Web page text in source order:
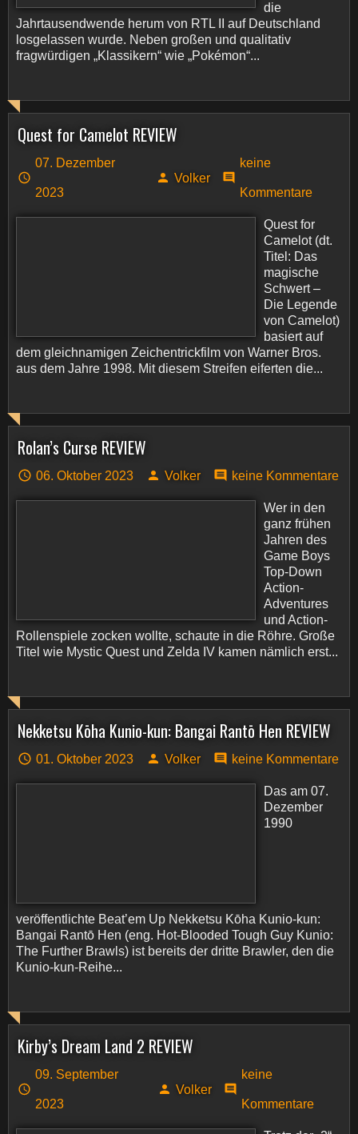
die
Jahrtausendwende herum von RTL II auf Deutschland
losgelassen wurde. Neben großen und qualitativ
fragwürdigen „Klassikern“ wie „Pokémon“...
Quest for Camelot REVIEW
07. Dezember
2023
Volker
keine
Kommentare
Quest for
Camelot (dt.
Titel: Das
magische
Schwert –
Die Legende
von Camelot)
basiert auf
dem gleichnamigen Zeichentrickfilm von Warner Bros.
aus dem Jahre 1998. Mit diesem Streifen eiferten die...
Rolan’s Curse REVIEW
06. Oktober 2023 Volker keine Kommentare
Wer in den
ganz frühen
Jahren des
Game Boys
Top-Down
Action-
Adventures
und Action-
Rollenspiele zocken wollte, schaute in die Röhre. Große
Titel wie Mystic Quest und Zelda IV kamen nämlich erst...
Nekketsu Kōha Kunio-kun: Bangai Rantō Hen REVIEW
01. Oktober 2023 Volker keine Kommentare
Das am 07.
Dezember
1990
veröffentlichte Beat’em Up Nekketsu Kōha Kunio-kun:
Bangai Rantō Hen (eng. Hot-Blooded Tough Guy Kunio:
The Further Brawls) ist bereits der dritte Brawler, den die
Kunio-kun-Reihe...
Kirby’s Dream Land 2 REVIEW
09. September
2023
Volker
keine
Kommentare